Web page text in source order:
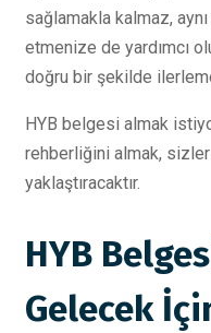
sağlamakla kalmaz,
etmenize de yardımcı
doğru bir şekilde
HYB belgesi almak
rehberliğini almak,
yaklaştıracaktır.
HYB
Gelecek